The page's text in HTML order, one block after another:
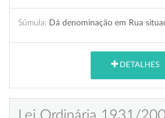
Súmula: Dá denominação em Rua
DETALHES